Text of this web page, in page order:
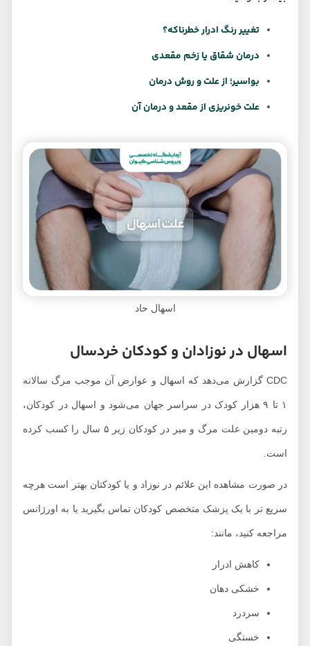
تغییر رنگ ادرار خطرناکه؟
درمان شقاق یا زخم مقعدی
بواسیر؛ از علت و روش درمان
علت خونریزی از مقعد و درمان آن
اسهال حاد
اسهال در نوزادان و کودکان خردسال
CDC گزارش می‌دهد که اسهال و عوارض آن موجب مرگ سالانه
۱ تا ۹ هزار کودک در سراسر جهان می‌شود و اسهال در کودکان،
رتبه دومین علت مرگ و میر در کودکان زیر ۵ سال را کسب کرده
است.
در صورت مشاهده این علائم در نوزاد و یا کودکتان بهتر است هرچه
سریع تر با یک پزشک متخصص کودکان تماس بگیرید یا به اورژانس
مراجعه کنید، مانند:
کاهش ادرار
خشکی دهان
سردرد
خستگی